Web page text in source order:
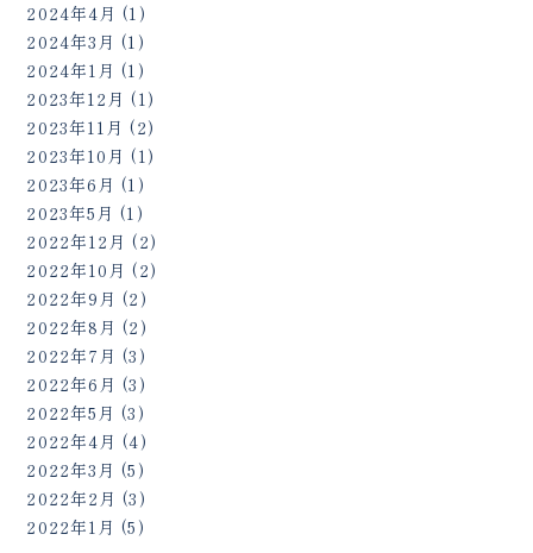
2024年4月 (1)
2024年3月 (1)
2024年1月 (1)
2023年12月 (1)
2023年11月 (2)
2023年10月 (1)
2023年6月 (1)
2023年5月 (1)
2022年12月 (2)
2022年10月 (2)
2022年9月 (2)
2022年8月 (2)
2022年7月 (3)
2022年6月 (3)
2022年5月 (3)
2022年4月 (4)
2022年3月 (5)
2022年2月 (3)
2022年1月 (5)